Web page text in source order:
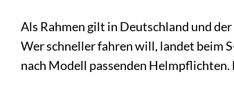
Als Rahmen gilt in Deutschland und der
Wer schneller fahren will, landet beim
nach Modell passenden